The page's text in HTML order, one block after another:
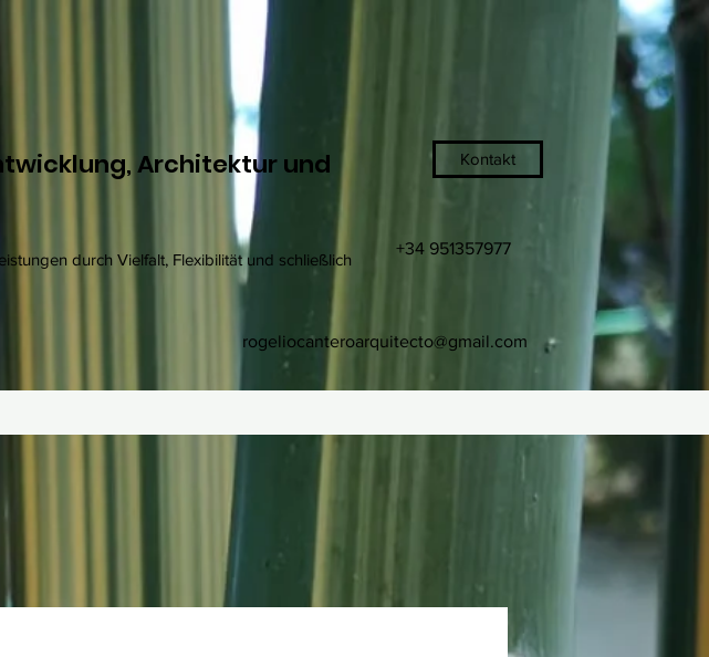
Architektur und
durch Vielfalt, Flexibilität und schließlich
Kontakt
+34 951357977
rogeliocanteroarquitecto@gmail.com